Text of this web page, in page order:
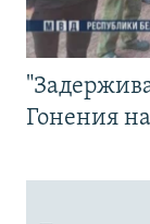
Гонения